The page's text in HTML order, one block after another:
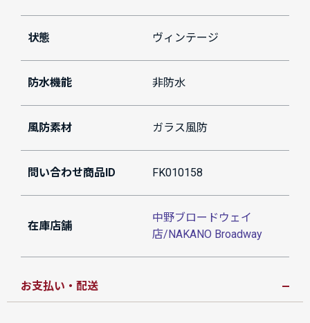
状態 ヴィンテージ
防水機能 非防水
風防素材 ガラス風防
問い合わせ商品ID FK010158
在庫店舗
中野ブロードウェイ
店/NAKANO Broadway
お支払い・配送